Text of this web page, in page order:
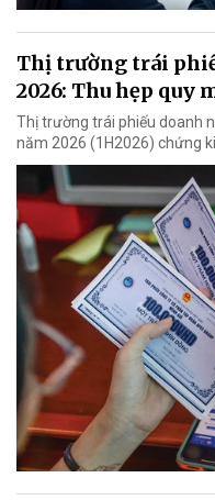
Thị trường trái
2026: Thu hẹp quy
Thị trường trái phiếu doanh
năm 2026 (1H2026) chứng